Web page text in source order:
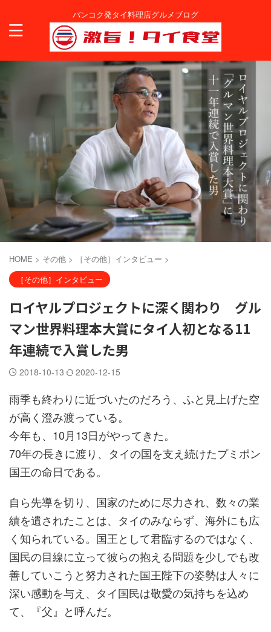
バンコク発タイ料理店グルメブログ
HOME > その他 > ［その他］インタビュー >
［その他］インタビュー
ロイヤルプロジェクトに深く関わり グル
マン世界料理本大賞にタイ人初となる11
年連続で入賞した男
2018-10-13 2020-12-15
雨季も終わりに近づいたのだろう、ふと見上げた空
が高く澄み渡っている。
今年も、10月13日がやってきた。
70年の長きに渡り、タイの国を支え続けたプミポン
国王の命日である。
自ら先導を切り、国家のために尽力され、数々の業
績を遺されたことは、タイのみならず、海外にも広
く知られている。国王として君臨するのではなく、
国民の目線に立って彼らの抱える問題を少しでも改
善していこうと努力された国王陛下の姿勢は人々に
深い感動を与え、タイ国民は敬愛の気持ちを込め
て、『父』と呼んだ。